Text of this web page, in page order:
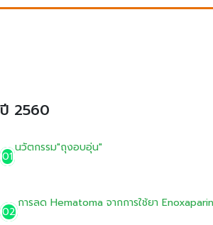
ปี 2560
01
นวัตกรรม"ถุงอบอุ่น"
02
การลด Hematoma จากการใช้ยา